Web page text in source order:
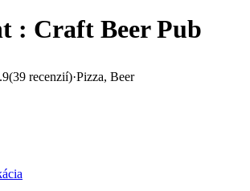
: Craft Beer Pub
(39 recenzií)·Pizza, Beer